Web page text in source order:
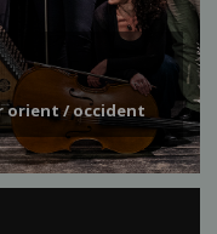
orient / occident